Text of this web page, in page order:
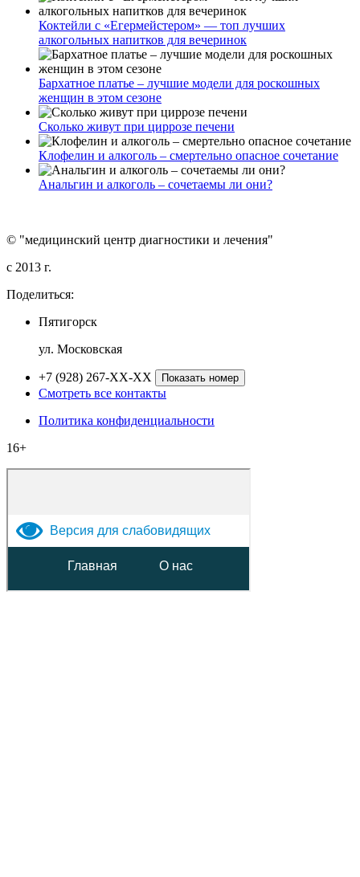
Коктейли с «Егермейстером» — топ лучших
алкогольных напитков для вечеринок
Бархатное платье – лучшие модели для роскошных
женщин в этом сезоне
Сколько живут при циррозе печени
Клофелин и алкоголь – смертельно опасное сочетание
Анальгин и алкоголь – сочетаемы ли они?
© "медицинский центр диагностики и лечения"
c 2013 г.
Поделиться:
Пятигорск
ул. Московская
+7 (928) 267-XX-XX Показать номер
Смотреть все контакты
Политика конфиденциальности
16+